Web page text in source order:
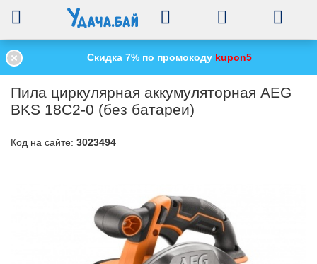
Главная Электроинструменты/ Циркулярные пилы/ Пила
Пила циркулярная аккумуляторная AEG
BKS 18C2-0 (без батареи)
Код на сайте: 3023494
Скидка 7% по промокоду kupon5